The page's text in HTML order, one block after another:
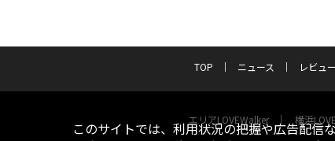
TOP ニュース レビュ
エリアLOVEWalker 横浜
このサイトでは、利用状況の把握や広告配信